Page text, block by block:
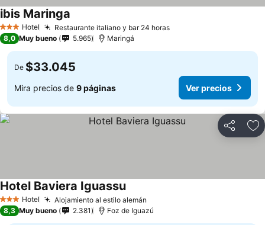
3 Estrellas
Hotel Restaurante italiano y bar 24 horas
ibis Maringa
8,0 Muy bueno 5.965 Maringá
De $33.045
Mira precios de 9 páginas Ver precios
Compartir
3 Estrellas
Hotel Alojamiento al estilo alemán
Hotel Baviera Iguassu
8,3 Muy bueno 2.381 Foz de Iguazú